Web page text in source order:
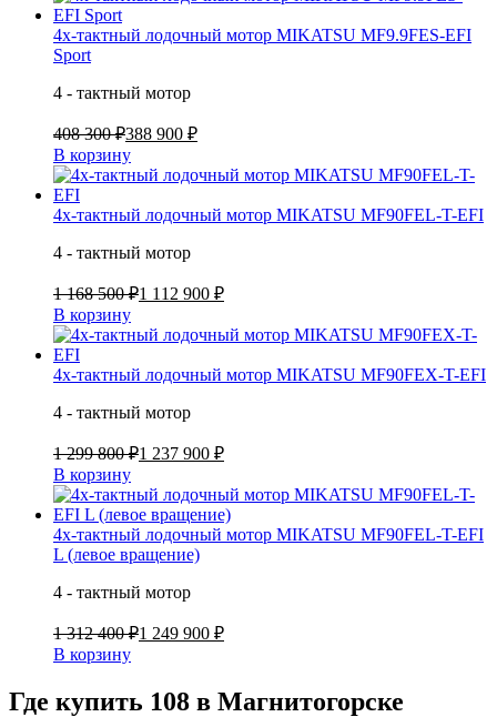
4х-тактный лодочный мотор MIKATSU MF9.9FES-EFI
Sport
4 - тактный мотор
408 300 ₽388 900 ₽
В корзину
4х-тактный лодочный мотор MIKATSU MF90FEL-T-EFI
4 - тактный мотор
1 168 500 ₽1 112 900 ₽
В корзину
4х-тактный лодочный мотор MIKATSU MF90FEX-T-EFI
4 - тактный мотор
1 299 800 ₽1 237 900 ₽
В корзину
4х-тактный лодочный мотор MIKATSU MF90FEL-T-EFI
L (левое вращение)
4 - тактный мотор
1 312 400 ₽1 249 900 ₽
В корзину
Где купить 108 в Магнитогорске